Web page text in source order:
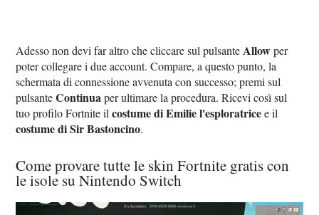
Adesso non devi far altro che cliccare sul pulsante Allowper
poter collegare i due account. Compare, a questo punto, la
schermata di connessione avvenuta con successo; premi sul
pulsanteContinuaper ultimare la procedura. Ricevi così sul
tuo profilo Fortnite ilcostume di Emilie l'esploratricee il
costume di Sir Bastoncino.
Come provare tutte le skin Fortnite gratis con
le isole su Nintendo Switch